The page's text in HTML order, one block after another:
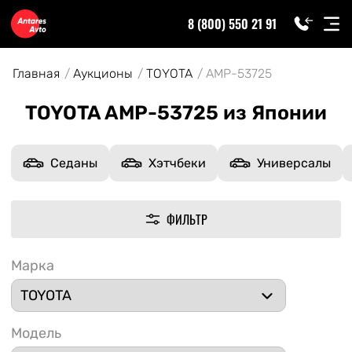
8 (800) 550 21 91
Главная Аукционы TOYOTA AMP-53725
TOYOTA AMP-53725 из Японии
Седаны Хэтчбеки Универсалы
ФИЛЬТР
Марка
Модель